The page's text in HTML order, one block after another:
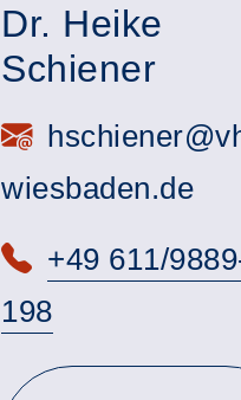
Dr. Heike
Schiener
E-Mail:
wiesbaden.de
Telefon:
+49 611/
198